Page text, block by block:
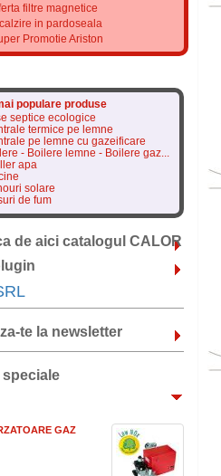
filtre magnetice
in pardoseala
Promotie Ariston
populare produse
septice ecologice
termice pe lemne
pe lemne cu gazeificare
- Boilere lemne - Boilere gaz...
apa
solare
de fum
de aici catalogul CALOR
te la newsletter
speciale
GAZ